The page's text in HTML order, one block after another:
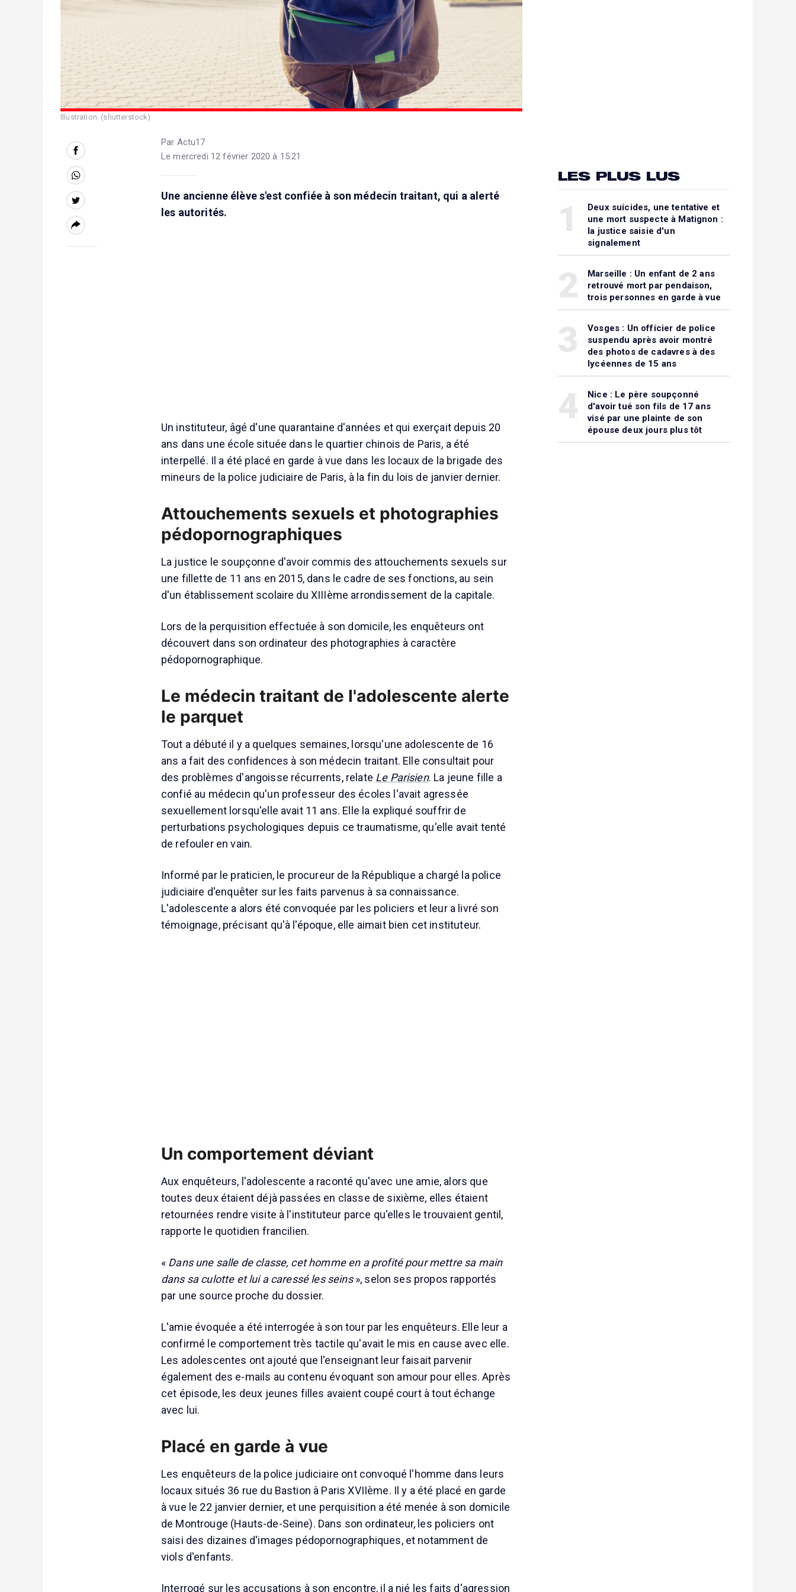
Illustration. (shutterstock)
Par Actu17
Le mercredi 12 février 2020 à 15:21
Une ancienne élève s'est confiée à son médecin traitant, qui a alerté
les autorités.
Un instituteur, âgé d'une quarantaine d'années et qui exerçait depuis 20
ans dans une école située dans le quartier chinois de Paris, a été
interpellé. Il a été placé en garde à vue dans les locaux de la brigade des
mineurs de la police judiciaire de Paris, à la fin du lois de janvier dernier.
Attouchements sexuels et photographies
pédopornographiques
La justice le soupçonne d'avoir commis des attouchements sexuels sur
une fillette de 11 ans en 2015, dans le cadre de ses fonctions, au sein
d'un établissement scolaire du XIIIème arrondissement de la capitale.
Lors de la perquisition effectuée à son domicile, les enquêteurs ont
découvert dans son ordinateur des photographies à caractère
pédopornographique.
Le médecin traitant de l'adolescente alerte
le parquet
Tout a débuté il y a quelques semaines, lorsqu'une adolescente de 16
ans a fait des confidences à son médecin traitant. Elle consultait pour
des problèmes d'angoisse récurrents, relate Le Parisien. La jeune fille a
confié au médecin qu'un professeur des écoles l'avait agressée
sexuellement lorsqu'elle avait 11 ans. Elle la expliqué souffrir de
perturbations psychologiques depuis ce traumatisme, qu'elle avait tenté
de refouler en vain.
Informé par le praticien, le procureur de la République a chargé la police
judiciaire d'enquêter sur les faits parvenus à sa connaissance.
L'adolescente a alors été convoquée par les policiers et leur a livré son
témoignage, précisant qu'à l'époque, elle aimait bien cet instituteur.
Un comportement déviant
Aux enquêteurs, l'adolescente a raconté qu'avec une amie, alors que
toutes deux étaient déjà passées en classe de sixième, elles étaient
retournées rendre visite à l'instituteur parce qu'elles le trouvaient gentil,
rapporte le quotidien francilien.
« Dans une salle de classe, cet homme en a profité pour mettre sa main
dans sa culotte et lui a caressé les seins», selon ses propos rapportés
par une source proche du dossier.
L'amie évoquée a été interrogée à son tour par les enquêteurs. Elle leur a
confirmé le comportement très tactile qu'avait le mis en cause avec elle.
Les adolescentes ont ajouté que l'enseignant leur faisait parvenir
également des e-mails au contenu évoquant son amour pour elles. Après
cet épisode, les deux jeunes filles avaient coupé court à tout échange
avec lui.
Placé en garde à vue
Les enquêteurs de la police judiciaire ont convoqué l'homme dans leurs
locaux situés 36 rue du Bastion à Paris XVIIème. Il y a été placé en garde
à vue le 22 janvier dernier, et une perquisition a été menée à son domicile
de Montrouge (Hauts-de-Seine). Dans son ordinateur, les policiers ont
saisi des dizaines d'images pédopornographiques, et notamment de
viols d'enfants.
Interrogé sur les accusations à son encontre, il a nié les faits d'agression
LES PLUS LUS
Deux suicides, une tentative et
une mort suspecte à Matignon :
la justice saisie d'un
signalement
Marseille : Un enfant de 2 ans
retrouvé mort par pendaison,
trois personnes en garde à vue
Vosges : Un officier de police
suspendu après avoir montré
des photos de cadavres à des
lycéennes de 15 ans
Nice : Le père soupçonné
d'avoir tué son fils de 17 ans
visé par une plainte de son
épouse deux jours plus tôt